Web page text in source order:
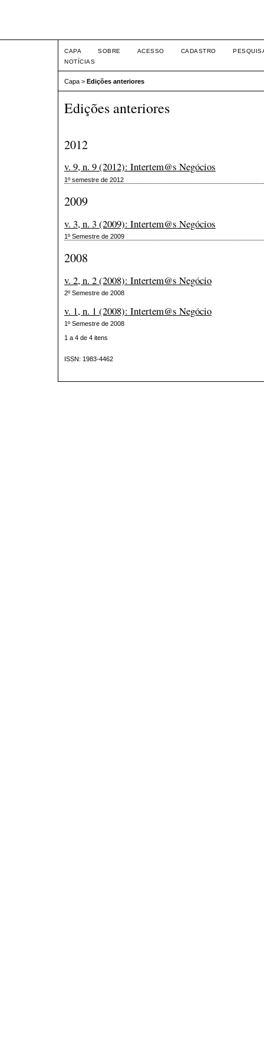
CAPA SOBRE ACESSO CADASTRO
NOTÍCIAS
Capa > Edições anteriores
Edições anteriores
2012
v. 9, n. 9 (2012): Intertem@s Negócios
1º semestre de 2012
2009
v. 3, n. 3 (2009): Intertem@s Negócios
1º Semestre de 2009
2008
v. 2, n. 2 (2008): Intertem@s Negócio
2º Semestre de 2008
v. 1, n. 1 (2008): Intertem@s Negócio
1º Semestre de 2008
1 a 4 de 4 itens
ISSN: 1983-4462